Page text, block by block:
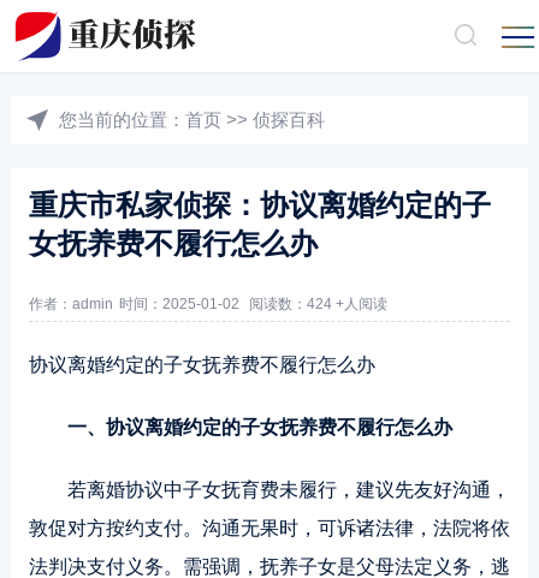
您当前的位置： 首页 >> 侦探百科
重庆市私家侦探：协议离婚约定的子
女抚养费不履行怎么办
作者：admin 时间：2025-01-02 阅读数：424 +人阅读
协议离婚约定的子女抚养费不履行怎么办
一、协议离婚约定的子女抚养费不履行怎么办
若离婚协议中子女抚育费未履行，建议先友好沟通，
敦促对方按约支付。沟通无果时，可诉诸法律，法院将依
法判决支付义务。需强调，抚养子女是父母法定义务，逃